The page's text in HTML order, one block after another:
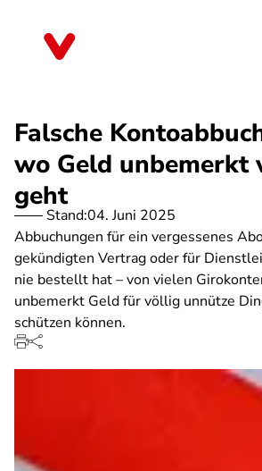
Falsche
wo Geld unbemerkt
geht
Stand:04. Juni 2025
Abbuchungen für ein vergessenes
gekündigten Vertrag oder für
nie bestellt hat – von vielen
unbemerkt Geld für völlig unnütze
schützen können.